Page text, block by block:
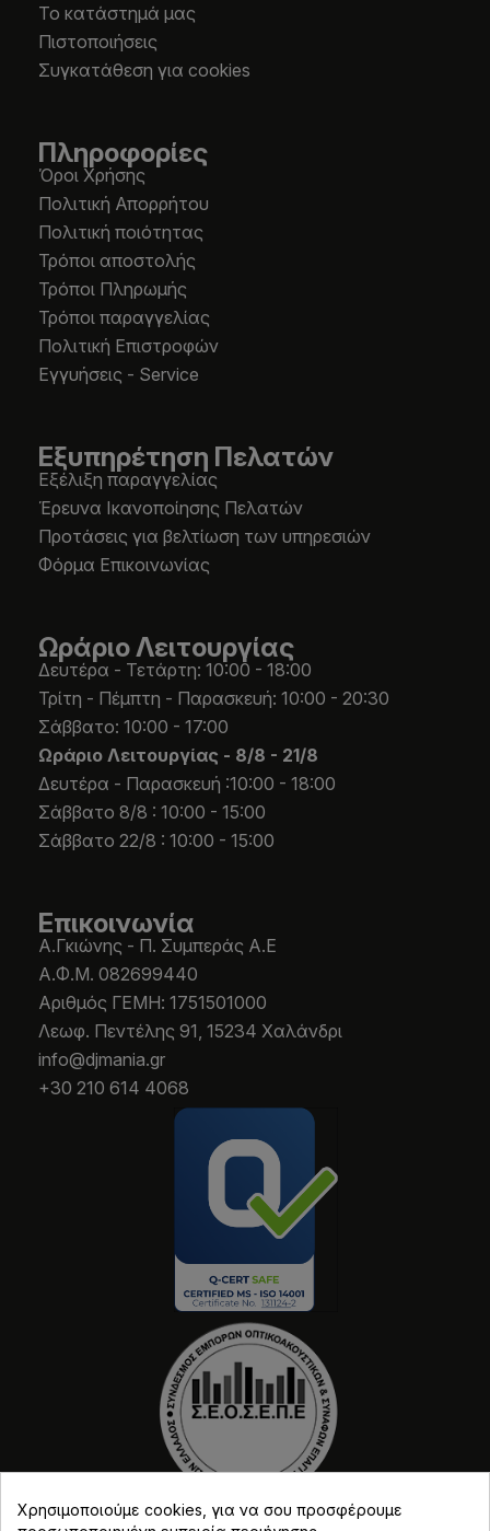
Το κατάστημά μας
Πιστοποιήσεις
Συγκατάθεση για cookies
Πληροφορίες
Όροι Χρήσης
Πολιτική Απορρήτου
Πολιτική ποιότητας
Τρόποι αποστολής
Τρόποι Πληρωμής
Τρόποι παραγγελίας
Πολιτική Επιστροφών
Εγγυήσεις - Service
Εξυπηρέτηση Πελατών
Εξέλιξη παραγγελίας
Έρευνα Ικανοποίησης Πελατών
Προτάσεις για βελτίωση των υπηρεσιών
Φόρμα Επικοινωνίας
Ωράριο Λειτουργίας
Δευτέρα - Τετάρτη: 10:00 - 18:00
Τρίτη - Πέμπτη - Παρασκευή: 10:00 - 20:30
Σάββατο: 10:00 - 17:00
Ωράριο Λειτουργίας - 8/8 - 21/8
Δευτέρα - Παρασκευή :10:00 - 18:00
Σάββατο 8/8 : 10:00 - 15:00
Σάββατο 22/8 : 10:00 - 15:00
Επικοινωνία
Α.Γκιώνης - Π. Συμπεράς Α.Ε
Α.Φ.Μ. 082699440
Aριθμός ΓΕΜΗ: 1751501000
Λεωφ. Πεντέλης 91, 15234 Χαλάνδρι
info@djmania.gr
+30 210 614 4068
Χρησιμοποιούμε cookies, για να σου προσφέρουμε